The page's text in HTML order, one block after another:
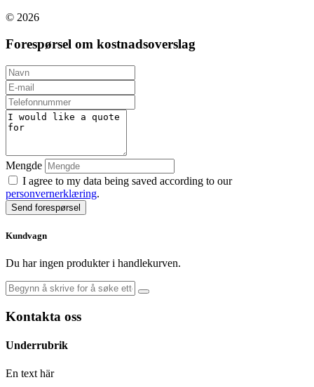
© 2026
Forespørsel om kostnadsoverslag
Mengde
I agree to my data being saved according to our
personvernerklæring.
Send forespørsel
Kundvagn
Du har ingen produkter i handlekurven.
Kontakta oss
Underrubrik
En text här